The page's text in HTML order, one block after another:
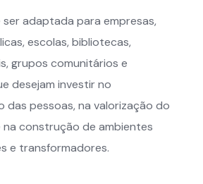
adaptada para empresas,
escolas, bibliotecas,
grupos comunitários e
desejam investir no
das pessoas, na valorização do
construção de ambientes
e transformadores.